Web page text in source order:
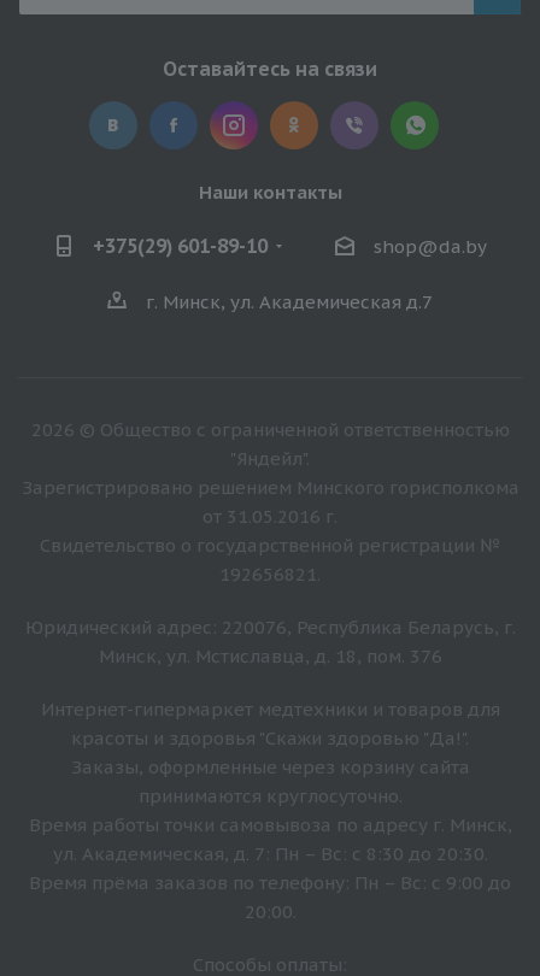
Оставайтесь на связи
Наши контакты
+375(29) 601-89-10 shop@da.by
г. Минск, ул. Академическая д.7
2026 © Общество с ограниченной ответственностью
"Яндейл".
Зарегистрировано решением Минского горисполкома
от 31.05.2016 г.
Свидетельство о государственной регистрации №
192656821.
Юридический адрес: 220076, Республика Беларусь, г.
Минск, ул. Мстиславца, д. 18, пом. 376
Интернет-гипермаркет медтехники и товаров для
красоты и здоровья "Скажи здоровью "Да!".
Заказы, оформленные через корзину сайта
принимаются круглосуточно.
Время работы точки самовывоза по адресу г. Минск,
ул. Академическая, д. 7: Пн – Вс: с 8:30 до 20:30.
Время прёма заказов по телефону: Пн – Вс: с 9:00 до
20:00.
Способы оплаты: